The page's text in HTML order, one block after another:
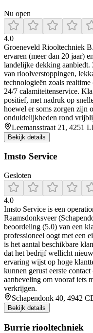
Nu open
4.0
Groeneveld Riooltechniek
ervaren (meer dan 20 jaar)
landelijke dekking aanbiedt.
van rioolverstoppingen,
technologieën zoals
24/7 calamiteitenservice.
positief, met nadruk op
hoewel er soms zorgen zijn
onduidelijkheden rond
Leemansstraat 21, 4251
Bekijk details
Imsto Service
Gesloten
4.0
Imsto Service is een
Raamsdonksveer
beoordeling (5.0) van een
professioneel oogt met een
is het aantal beschikbare
dat het bedrijf wellicht
ervaring wijst op hoge
kunnen gerust eerste
aanbeveling om vooraf iets
verkrijgen.
Schapendonk 40, 4942
Bekijk details
Burrie riooltechniek